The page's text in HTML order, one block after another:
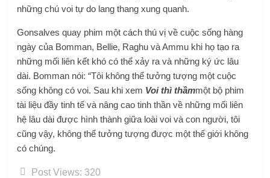
những chú voi tự do lang thang xung quanh.
Gonsalves quay phim một cách thú vị về cuộc sống hàng
ngày của Bomman, Bellie, Raghu và Ammu khi họ tạo ra
những mối liên kết khó có thể xảy ra và những ký ức lâu
dài. Bomman nói: “Tôi không thể tưởng tượng một cuộc
sống không có voi. Sau khi xem Voi thì thầmmột bộ phim
tài liệu đầy tinh tế và nâng cao tinh thần về những mối liên
hệ lâu dài được hình thành giữa loài voi và con người, tôi
cũng vậy, không thể tưởng tượng được một thế giới không
có chúng.
Post Views: 320